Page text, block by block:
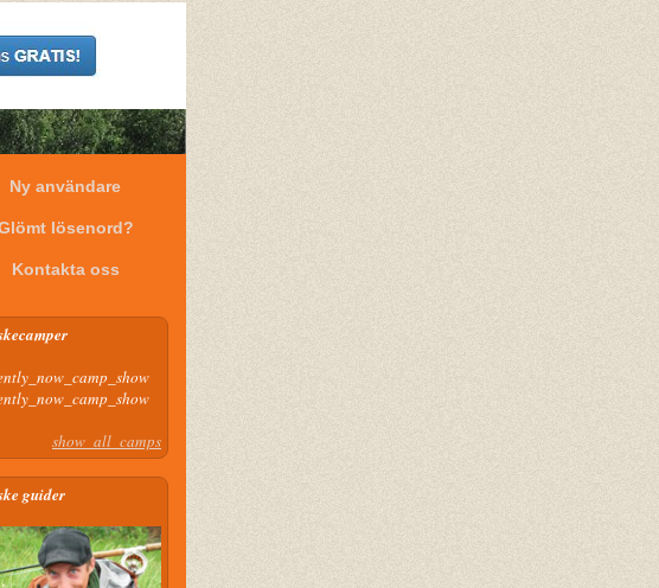
Ny användare
lösenord?
Kontakta oss
show_all_camps
guider